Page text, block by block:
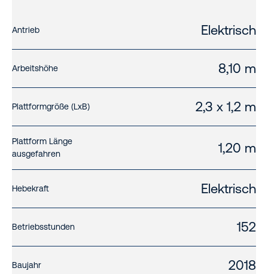
Antrieb Elektrisch
Arbeitshöhe 8,10 m
Plattformgröße (LxB) 2,3 x 1,2 m
Plattform Länge
ausgefahren
1,20 m
Hebekraft Elektrisch
Betriebsstunden 152
Baujahr 2018